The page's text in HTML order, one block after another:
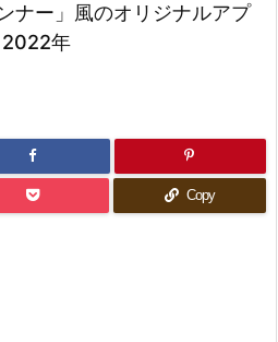
次へ
ナー」風のオリジナルアプ
2022年
Copy